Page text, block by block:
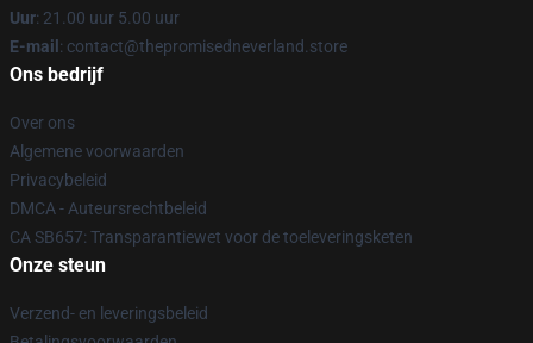
Uur: 21.00 uur 5.00 uur
E-mail : contact@thepromisedneverland.store
Ons bedrijf
Over ons
Algemene voorwaarden
Privacybeleid
DMCA - Auteursrechtbeleid
CA SB657: Transparantiewet voor de toeleveringsketen
Onze steun
Verzend- en leveringsbeleid